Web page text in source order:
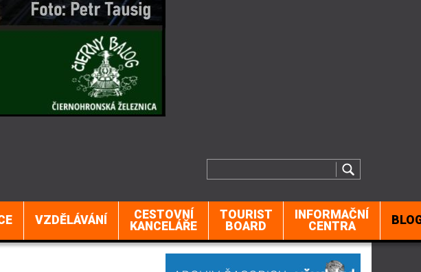
VZDĚLÁVÁNÍ
CESTOVNÍ
KANCELÁŘE
TOURIST
BOARD
INFORMAČNÍ
CENTRA